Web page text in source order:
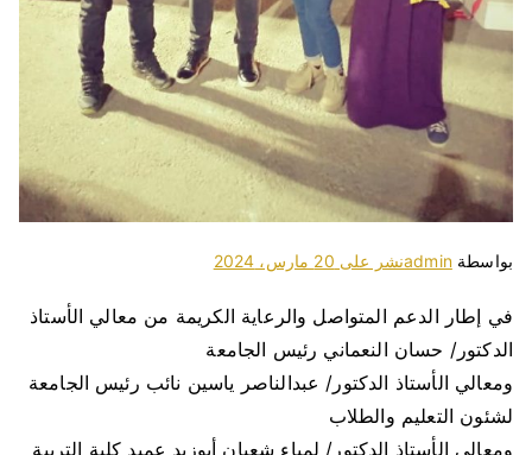
بواسطةadminنشر على 20 مارس، 2024
في إطار الدعم المتواصل والرعاية الكريمة من معالي الأستاذ
الدكتور/ حسان النعماني رئيس الجامعة
ومعالي الأستاذ الدكتور/ عبدالناصر ياسين نائب رئيس الجامعة
لشئون التعليم والطلاب
ومعالي الأستاذ الدكتور/ لمياء شعبان أبوزيد عميد كلية التربية